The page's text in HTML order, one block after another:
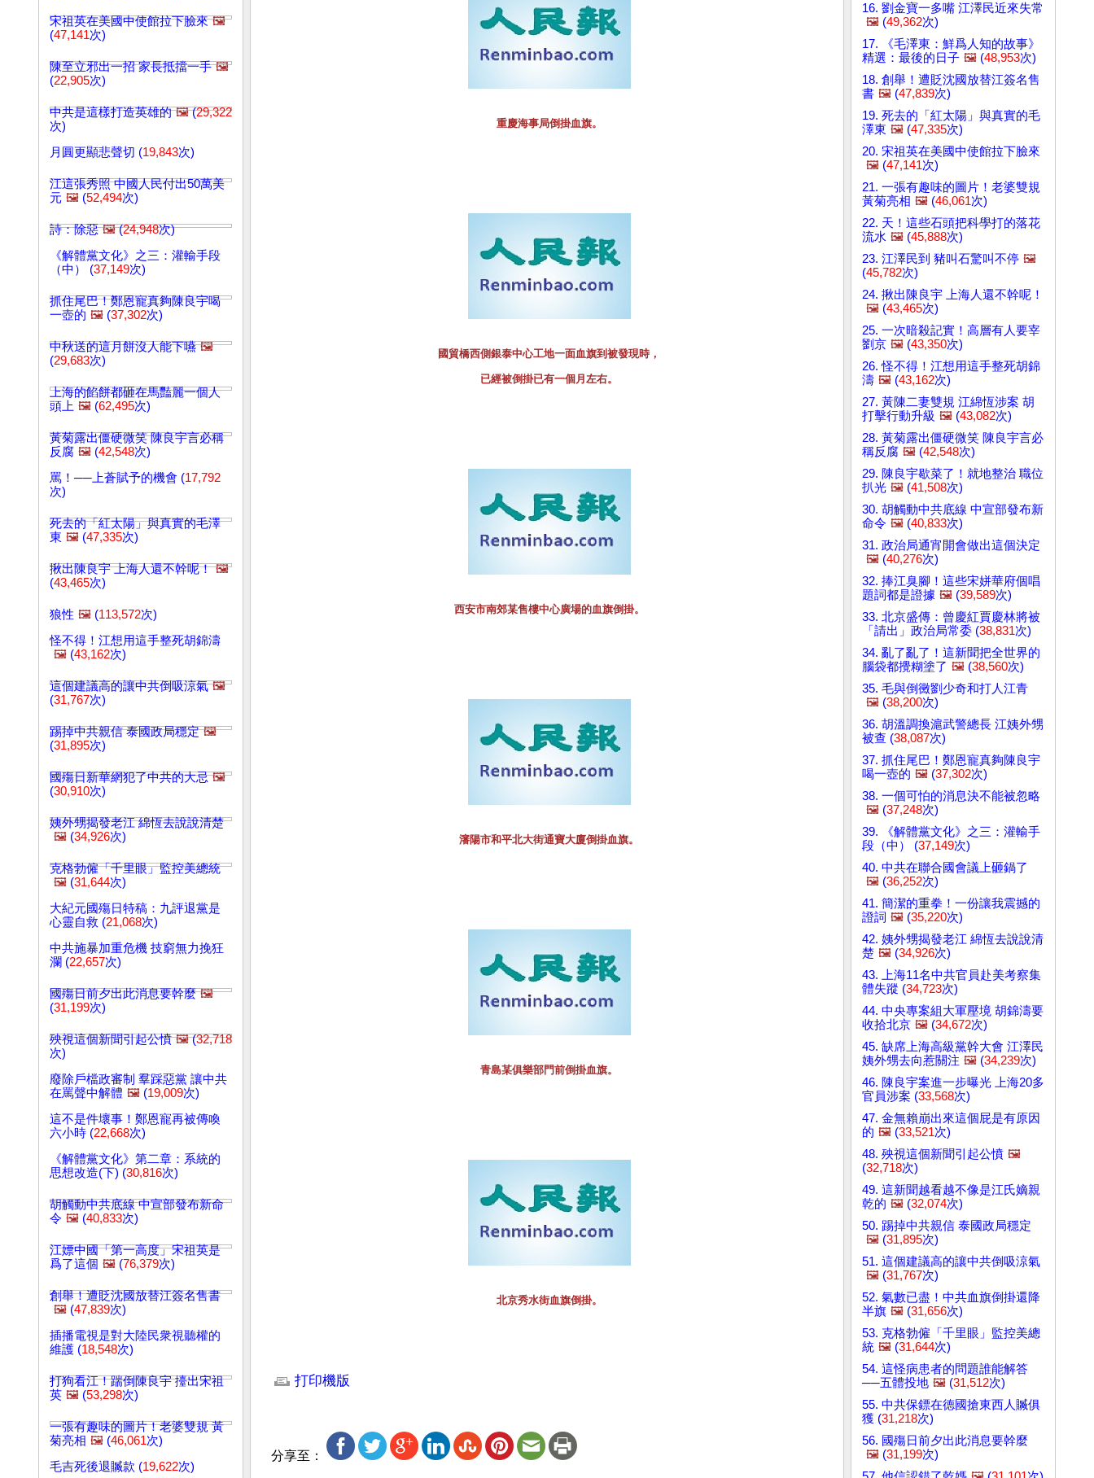
宋祖英在美國中使館拉下臉來 🖼️
(47,141次)
陳至立邪出一招 家長抵擋一手 🖼️
(22,905次)
中共是這樣打造英雄的 🖼️(29,322
次)
月圓更顯悲聲切 (19,843次)
江這張秀照 中國人民付出50萬美
元 🖼️ (52,494次)
詩：除惡 🖼️(24,948次)
《解體黨文化》之三：灌輸手段
（中） (37,149次)
抓住尾巴！鄭恩寵真夠陳良宇喝
一壺的 🖼️ (37,302次)
中秋送的這月餅沒人能下嚥 🖼️
(29,683次)
上海的餡餅都砸在馬豔麗一個人
頭上 🖼️ (62,495次)
黃菊露出僵硬微笑 陳良宇言必稱
反腐 🖼️ (42,548次)
罵！──上蒼賦予的機會 (17,792
次)
死去的「紅太陽」與真實的毛澤
東 🖼️ (47,335次)
揪出陳良宇 上海人還不幹呢！ 🖼️
(43,465次)
狼性 🖼️ (113,572次)
怪不得！江想用這手整死胡錦濤
🖼️ (43,162次)
這個建議高的讓中共倒吸涼氣 🖼️
(31,767次)
踢掉中共親信 泰國政局穩定 🖼️
(31,895次)
國殤日新華網犯了中共的大忌 🖼️
(30,910次)
姨外甥揭發老江 綿恆去說說清楚
🖼️ (34,926次)
克格勃僱「千里眼」監控美總統
🖼️ (31,644次)
大紀元國殤日特稿：九評退黨是
心靈自救 (21,068次)
中共施暴加重危機 技窮無力挽狂
瀾 (22,657次)
國殤日前夕出此消息要幹麼 🖼️
(31,199次)
殃視這個新聞引起公憤 🖼️(32,718
次)
廢除戶檔政審制 羣踩惡黨 讓中共
在罵聲中解體 🖼️ (19,009次)
這不是件壞事！鄭恩寵再被傳喚
六小時 (22,668次)
《解體黨文化》第二章：系統的
思想改造(下) (30,816次)
胡觸動中共底線 中宣部發布新命
令 🖼️ (40,833次)
江嫖中國「第一高度」宋祖英是
爲了這個 🖼️ (76,379次)
創舉！遭貶沈國放替江簽名售書
🖼️ (47,839次)
插播電視是對大陸民衆視聽權的
維護 (18,548次)
打狗看江！踹倒陳良宇 擡出宋祖
英 🖼️ (53,298次)
一張有趣味的圖片！老婆雙規 黃
菊亮相 🖼️ (46,061次)
毛吉死後退贓款 (19,622次)
重慶海事局倒掛血旗。
國貿橋西側銀泰中心工地一面血旗到被發現時，
已經被倒掛已有一個月左右。
西安市南郊某售樓中心廣場的血旗倒掛。
瀋陽市和平北大街通寶大廈倒掛血旗。
青島某俱樂部門前倒掛血旗。
北京秀水街血旗倒掛。
打印機版
分享至：
16. 劉金寶一多嘴 江澤民近來失常
🖼️ (49,362次)
17. 《毛澤東：鮮爲人知的故事》
精選：最後的日子 🖼️ (48,953次)
18. 創舉！遭貶沈國放替江簽名售
書 🖼️ (47,839次)
19. 死去的「紅太陽」與真實的毛
澤東 🖼️ (47,335次)
20. 宋祖英在美國中使館拉下臉來
🖼️ (47,141次)
21. 一張有趣味的圖片！老婆雙規
黃菊亮相 🖼️ (46,061次)
22. 天！這些石頭把科學打的落花
流水 🖼️ (45,888次)
23. 江澤民到 豬叫石驚叫不停 🖼️
(45,782次)
24. 揪出陳良宇 上海人還不幹呢！
🖼️ (43,465次)
25. 一次暗殺記實！高層有人要宰
劉京 🖼️ (43,350次)
26. 怪不得！江想用這手整死胡錦
濤 🖼️ (43,162次)
27. 黃陳二妻雙規 江綿恆涉案 胡
打擊行動升級 🖼️ (43,082次)
28. 黃菊露出僵硬微笑 陳良宇言必
稱反腐 🖼️ (42,548次)
29. 陳良宇歇菜了！就地整治 職位
扒光 🖼️ (41,508次)
30. 胡觸動中共底線 中宣部發布新
命令 🖼️ (40,833次)
31. 政治局通宵開會做出這個決定
🖼️ (40,276次)
32. 捧江臭腳！這些宋姘華府個唱
題詞都是證據 🖼️ (39,589次)
33. 北京盛傳：曾慶紅賈慶林將被
「請出」政治局常委 (38,831次)
34. 亂了亂了！這新聞把全世界的
腦袋都攪糊塗了 🖼️ (38,560次)
35. 毛與倒黴劉少奇和打人江青
🖼️ (38,200次)
36. 胡溫調換滬武警總長 江姨外甥
被查 (38,087次)
37. 抓住尾巴！鄭恩寵真夠陳良宇
喝一壺的 🖼️ (37,302次)
38. 一個可怕的消息決不能被忽略
🖼️ (37,248次)
39. 《解體黨文化》之三：灌輸手
段（中） (37,149次)
40. 中共在聯合國會議上砸鍋了
🖼️ (36,252次)
41. 簡潔的重拳！一份讓我震撼的
證詞 🖼️ (35,220次)
42. 姨外甥揭發老江 綿恆去說說清
楚 🖼️ (34,926次)
43. 上海11名中共官員赴美考察集
體失蹤 (34,723次)
44. 中央專案組大軍壓境 胡錦濤要
收拾北京 🖼️ (34,672次)
45. 缺席上海高級黨幹大會 江澤民
姨外甥去向惹關注 🖼️ (34,239次)
46. 陳良宇案進一步曝光 上海20多
官員涉案 (33,568次)
47. 金無賴崩出來這個屁是有原因
的 🖼️ (33,521次)
48. 殃視這個新聞引起公憤 🖼️
(32,718次)
49. 這新聞越看越不像是江氏嫡親
乾的 🖼️ (32,074次)
50. 踢掉中共親信 泰國政局穩定
🖼️ (31,895次)
51. 這個建議高的讓中共倒吸涼氣
🖼️ (31,767次)
52. 氣數已盡！中共血旗倒掛還降
半旗 🖼️ (31,656次)
53. 克格勃僱「千里眼」監控美總
統 🖼️ (31,644次)
54. 這怪病患者的問題誰能解答
──五體投地 🖼️ (31,512次)
55. 中共保鏢在德國搶東西人贓俱
獲 (31,218次)
56. 國殤日前夕出此消息要幹麼
🖼️ (31,199次)